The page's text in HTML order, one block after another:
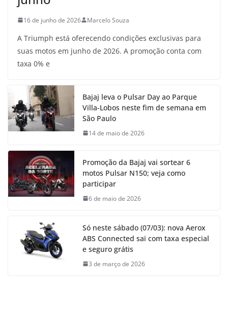
16 de junho de 2026 Marcelo Souza
A Triumph está oferecendo condições exclusivas para
suas motos em junho de 2026. A promoção conta com
taxa 0% e
Bajaj leva o Pulsar Day ao Parque
Villa-Lobos neste fim de semana em
São Paulo
14 de maio de 2026
Promoção da Bajaj vai sortear 6
motos Pulsar N150; veja como
participar
6 de maio de 2026
Só neste sábado (07/03): nova Aerox
ABS Connected sai com taxa especial
e seguro grátis
3 de março de 2026